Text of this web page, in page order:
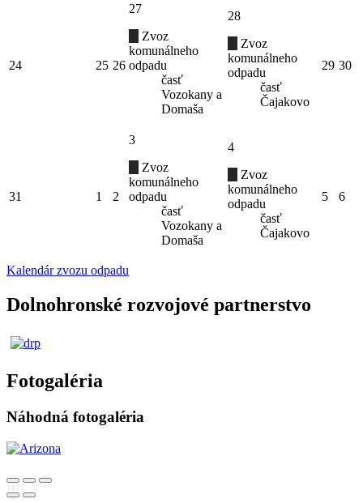
24 25 26
27
Zvoz
komunálneho
odpadu
časť
Vozokany a
Domaša
28
Zvoz
komunálneho
odpadu
časť
Čajakovo
29 30
31 1 2
3
Zvoz
komunálneho
odpadu
časť
Vozokany a
Domaša
4
Zvoz
komunálneho
odpadu
časť
Čajakovo
5 6
Kalendár zvozu odpadu
Dolnohronské rozvojové partnerstvo
Fotogaléria
Náhodná fotogaléria